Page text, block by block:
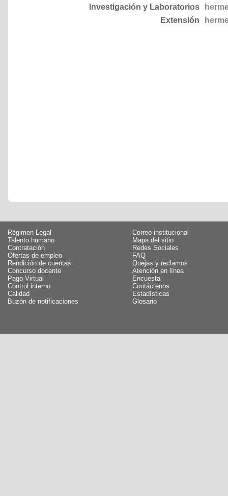
Investigación y Laboratorios
Extensión
Régimen Legal
Talento humano
Contratación
Ofertas de empleo
Rendición de cuentas
Concurso docente
Pago Virtual
Control interno
Calidad
Buzón de notificaciones
Correo institucional
Mapa del sitio
Redes Sociales
FAQ
Quejas y reclamos
Atención en línea
Encuesta
Contáctenos
Estadísticas
Glosario